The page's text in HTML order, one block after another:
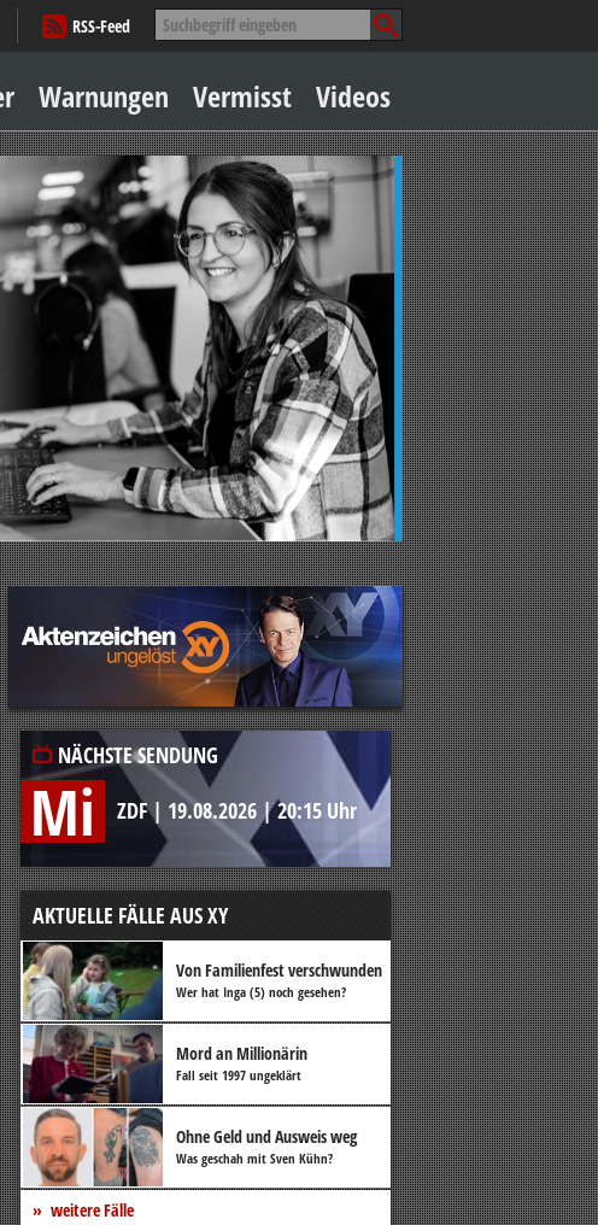
Suche
nach:
RSS-Feed
Inhalt
springen
Warnungen Vermisst Videos
NÄCHSTE SENDUNG
Mi ZDF| 19.08.2026 |20:15 Uhr
AKTUELLE FÄLLE AUS XY
Von Familienfest verschwunden
Wer hat Inga (5) noch gesehen?
Mord an Millionärin
Fall seit 1997 ungeklärt
Ohne Geld und Ausweis weg
Was geschah mit Sven Kühn?
weitere Fälle